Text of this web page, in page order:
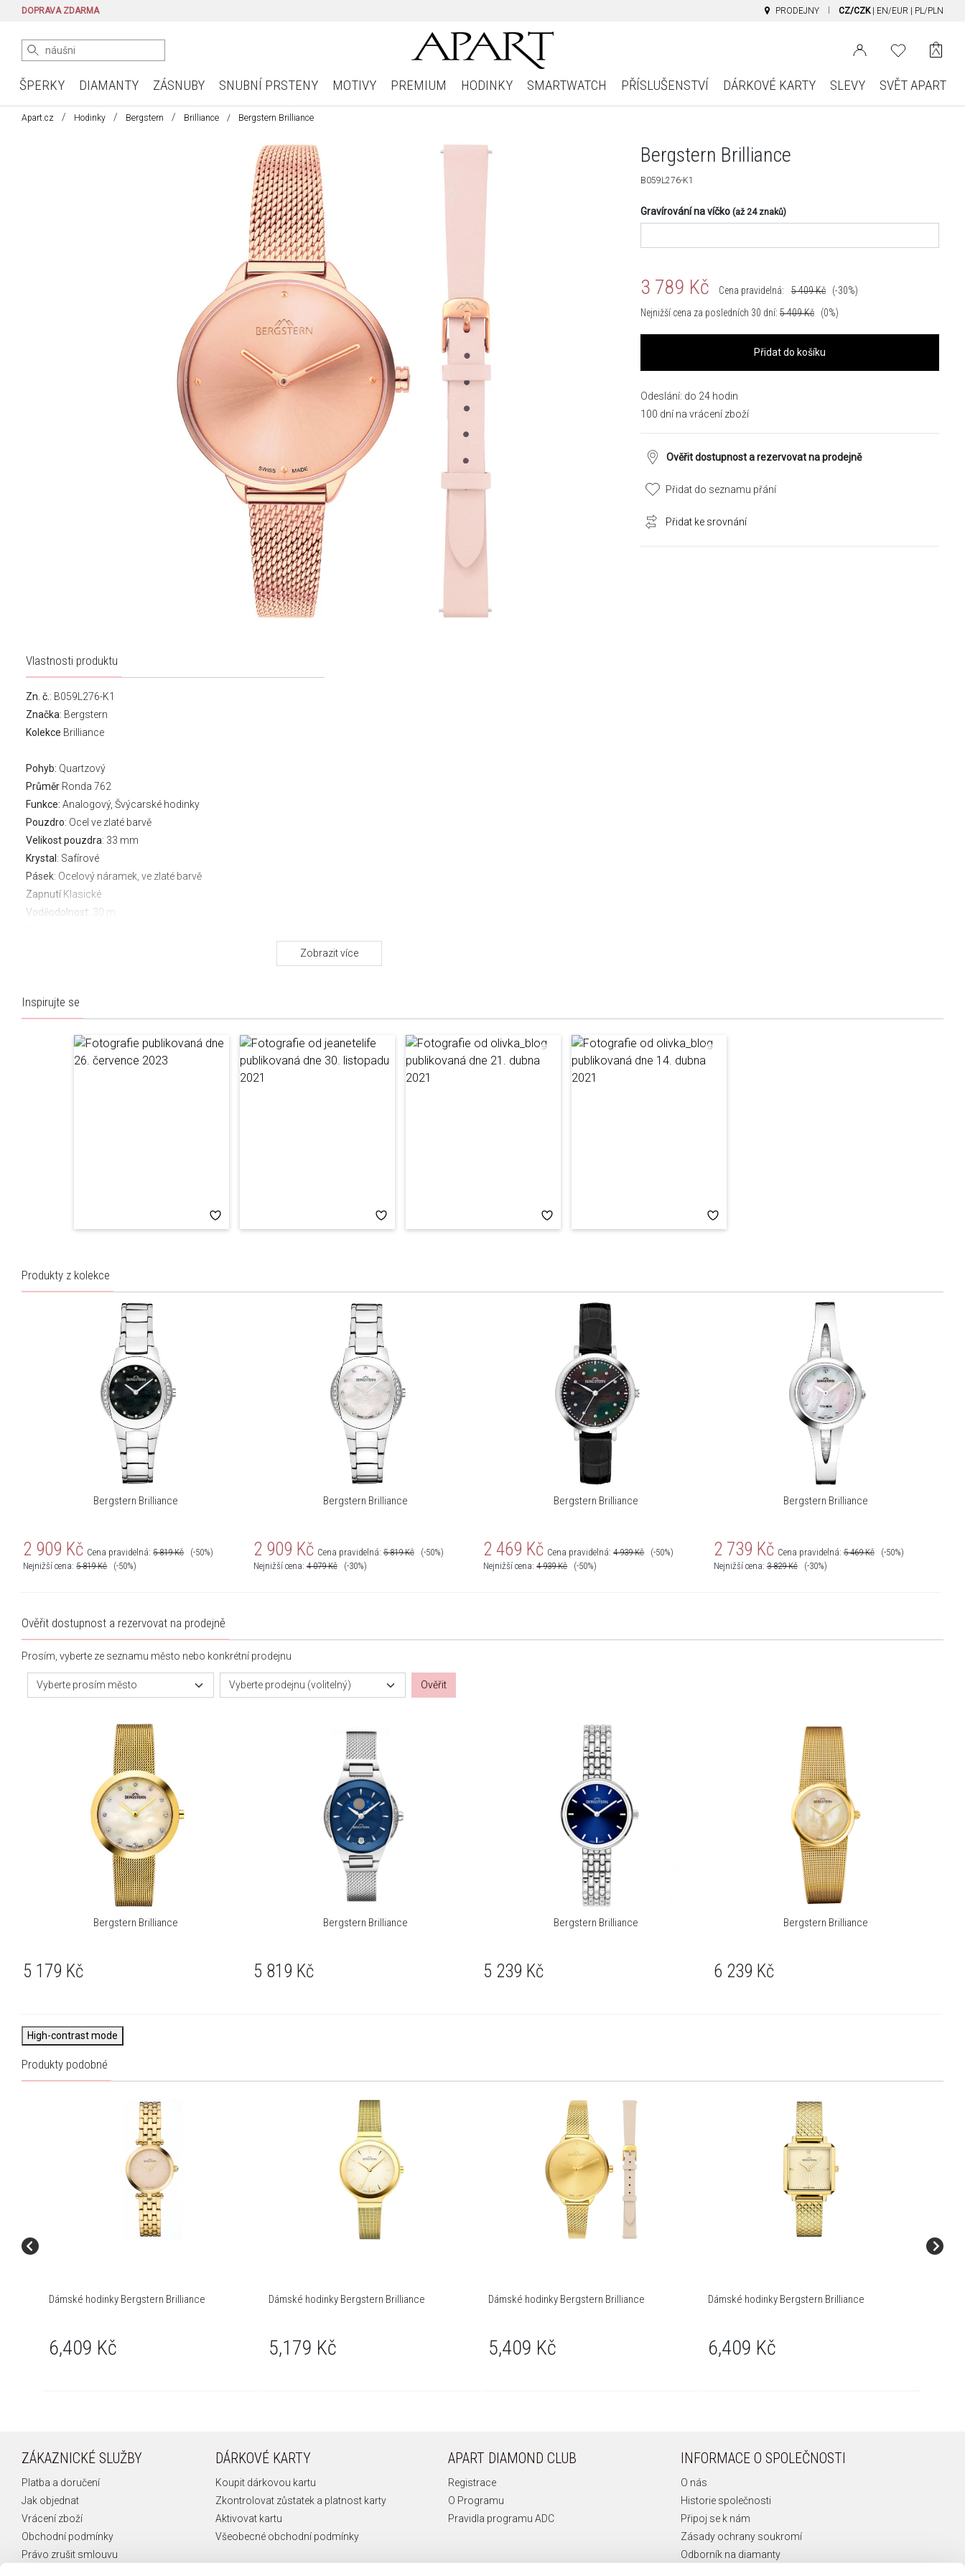
DOPRAVA ZDARMA PRODEJNY CZ/CZK EN/EUR PL/PLN
ŠPERKY DIAMANTY ZÁSNUBY SNUBNÍ PRSTENY MOTIVY PREMIUM HODINKY SMARTWATCH PŘÍSLUŠENSTVÍ DÁRKOVÉ KARTY SLEVY SVĚT APART
Apart.cz Hodinky Bergstern Brilliance Bergstern Brilliance
Vlastnosti produktu
Zn. č. : B059L276-K1
Značka: Bergstern
Kolekce Brilliance
Pohyb: Quartzový
Průměr Ronda 762
Funkce: Analogový, Švýcarské hodinky
Pouzdro: Ocel ve zlaté barvě
Velikost pouzdra: 33 mm
Krystal : Safírové
Pásek: Ocelový náramek, ve zlaté barvě
Zapnutí Klasické
Voděodolnost: 30 m
Zobrazit více
Bergstern Brilliance
B059L276-K1
Gravírování na víčko (až 24 znaků)
3 789 Kč Cena pravidelná: 5 409Kč
(-30%)
Nejnižší cena za posledních 30 dní: 5 409Kč (0%)
Přidat do košíku
Odeslání: do 24 hodin
100 dní na vrácení zboží
Ověřit dostupnost a rezervovat na prodejně
Přidat do seznamu přání
Přidat ke srovnání
Inspirujte se
Produkty z kolekce
Bergstern Brilliance
2 909 Kč Cena pravidelná:5 819 Kč
(-50%)
Nejnižší cena:5 819 Kč (-50%)
Bergstern Brilliance
2 909 Kč Cena pravidelná:5 819 Kč
(-50%)
Nejnižší cena:4 079 Kč (-30%)
Bergstern Brilliance
2 469 Kč Cena pravidelná:4 939 Kč
(-50%)
Nejnižší cena:4 939 Kč (-50%)
Bergstern Brilliance
2 739 Kč Cena pravidelná:5 469 Kč
(-50%)
Nejnižší cena:3 829 Kč (-30%)
Ověřit dostupnost a rezervovat na prodejně
Prosím, vyberte ze seznamu město nebo konkrétní prodejnu
Vyberte prosím město Vyberte prodejnu (volitelný) Ověřit
Bergstern Brilliance
5 179 Kč
Bergstern Brilliance
5 819 Kč
Bergstern Brilliance
5 239 Kč
Bergstern Brilliance
6 239 Kč
High-contrast mode
Produkty podobné
Dámské hodinky Bergstern Brilliance
6,409 Kč
Dámské hodinky Bergstern Brilliance
5,179 Kč
Dámské hodinky Bergstern Brilliance
5,409 Kč
Dámské hodinky Bergstern Brilliance
6,409 Kč
ZÁKAZNICKÉ SLUŽBY
Platba a doručení
Jak objednat
Vrácení zboží
Obchodní podmínky
Právo zrušit smlouvu
DÁRKOVÉ KARTY
Koupit dárkovou kartu
Zkontrolovat zůstatek a platnost karty
Aktivovat kartu
Všeobecné obchodní podmínky
APART DIAMOND CLUB
Registrace
O Programu
Pravidla programu ADC
INFORMACE O SPOLEČNOSTI
O nás
Historie společnosti
Připoj se k nám
Zásady ochrany soukromí
Odborník na diamanty